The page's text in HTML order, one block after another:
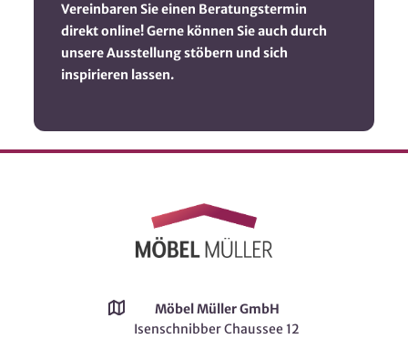
Vereinbaren Sie einen Beratungstermin
direkt online! Gerne können Sie auch durch
unsere Ausstellung stöbern und sich
inspirieren lassen.
Möbel Müller GmbH
Isenschnibber Chaussee 12